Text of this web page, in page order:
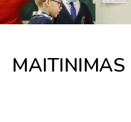
MAITINIMAS